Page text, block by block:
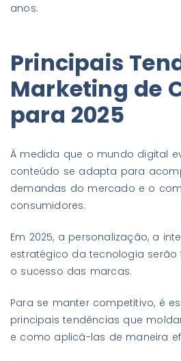
anos.
Principais
Marketing de
para 2025
À medida que o mundo digital
conteúdo se adapta para
demandas do mercado e o
consumidores.
Em 2025, a personalização, a
estratégico da tecnologia
o sucesso das marcas.
Para se manter competitivo, é
principais tendências que
e como aplicá-las de maneira